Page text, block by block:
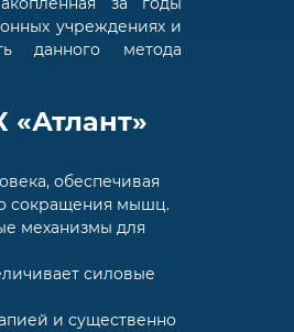
учреждениях и
данного метода
обеспечивая
сокращения мышц.
механизмы для
силовые
и существенно